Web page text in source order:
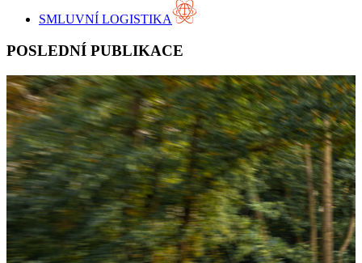
SMLUVNÍ LOGISTIKA
POSLEDNÍ PUBLIKACE